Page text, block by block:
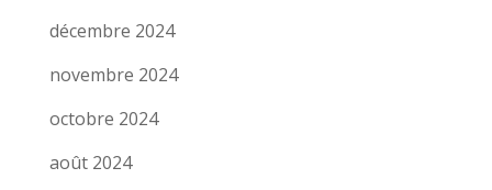
décembre 2024
novembre 2024
octobre 2024
août 2024